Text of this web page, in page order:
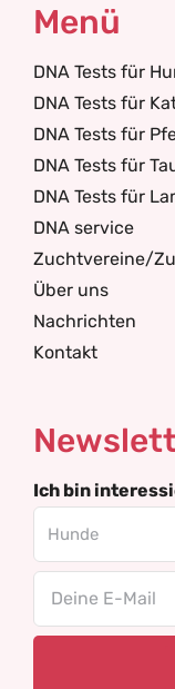
Menü
DNA Tests für
DNA Tests für
DNA Tests für
DNA Tests für
DNA Tests für
DNA service
Zuchtvereine/
Über uns
Nachrichten
Kontakt
Ich bin